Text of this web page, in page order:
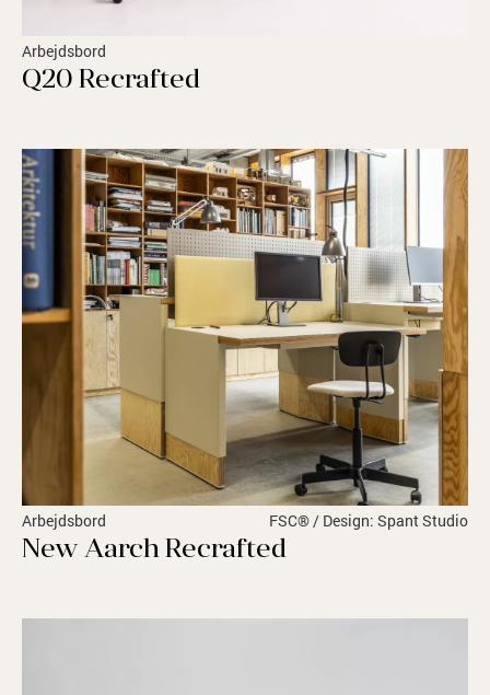
Arbejdsbord
Q20 Recrafted
Arbejdsbord FSC® / Design: Spant Studio
New Aarch Recrafted